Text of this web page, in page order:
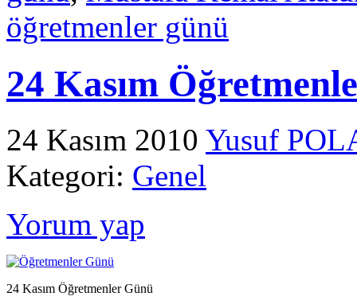
öğretmenler günü
24 Kasım
24 Kasım 2010 Yusuf
Kategori: Genel
Yorum yap
24 Kasım Öğretmenler Günü